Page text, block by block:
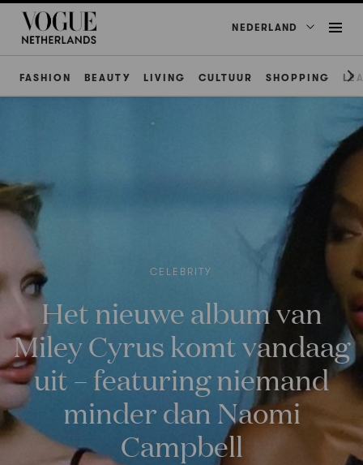
NEDERLAND
FASHION BEAUTY LIVING CULTUUR SHOPPING
CELEBRITY
Het nieuwe album van
Miley Cyrus komt vandaag
uit – featuring niemand
minder dan Naomi
Campbell